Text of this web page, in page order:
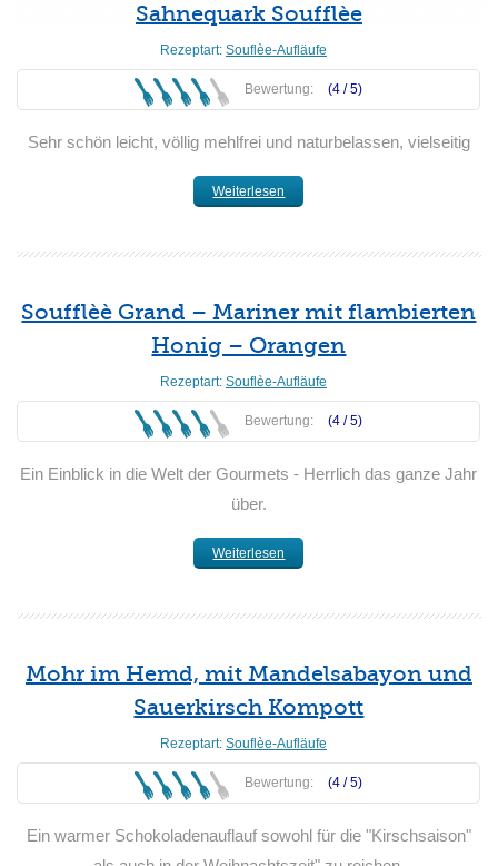
Sahnequark Soufflèe
Rezeptart: Souflèe-Aufläufe
Bewertung: (4 /5)
Sehr schön leicht, völlig mehlfrei und naturbelassen, vielseitig
Weiterlesen
Soufflèè Grand – Mariner mit flambierten
Honig – Orangen
Rezeptart: Souflèe-Aufläufe
Bewertung: (4 /5)
Ein Einblick in die Welt der Gourmets - Herrlich das ganze Jahr
über.
Weiterlesen
Mohr im Hemd, mit Mandelsabayon und
Sauerkirsch Kompott
Rezeptart: Souflèe-Aufläufe
Bewertung: (4 /5)
Ein warmer Schokoladenauflauf sowohl für die "Kirschsaison"